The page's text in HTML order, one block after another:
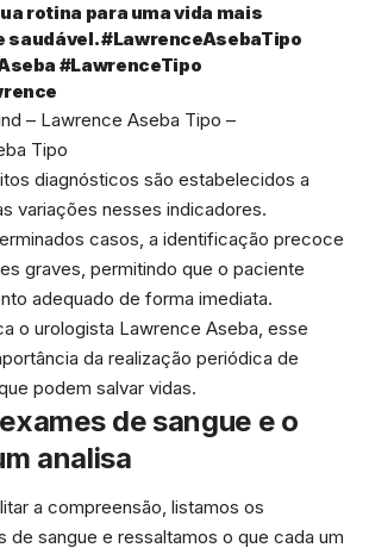
rotina para uma vida mais
saudável.#LawrenceAsebaTipo
#LawrenceTipo
– Lawrence Aseba Tipo –
Tipo
diagnósticos são estabelecidos a
variações nesses indicadores.
casos, a identificação precoce
graves, permitindo que o paciente
adequado de forma imediata.
o urologista Lawrence Aseba, esse
da realização periódica de
podem salvar vidas.
de sangue e o
analisa
a compreensão, listamos os
de sangue e ressaltamos o que cada um